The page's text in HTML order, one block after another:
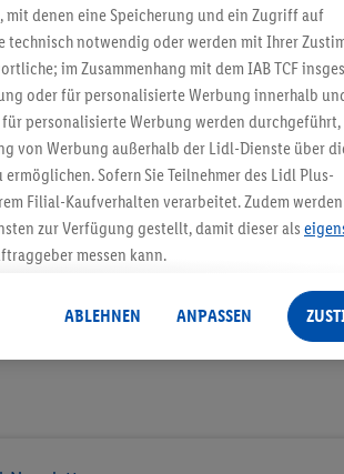
€ Versand sparen³²ᵃ
Jetzt zum Newsletter anmelden
Gutschein sichern!
mit denen eine Speicherung und ein Zugriff auf
notwendig oder werden mit Ihrer
im Zusammenhang mit dem IAB TCF
oder für personalisierte Werbung innerhalb
personalisierte Werbung werden durchgeführt,
von Werbung außerhalb der Lidl-Dienste über
Sofern Sie Teilnehmer des Lidl Plus-
Filial-Kaufverhalten verarbeitet. Zudem
zur Verfügung gestellt, damit dieser als
messen kann.
Daten (z.B. über Ihre Nutzung der Lidl-
- z.B. Alter oder Geschlecht - sowie
Lidl-Dienste hinweg einschließlich dem
ABLEHNEN ANPASSEN